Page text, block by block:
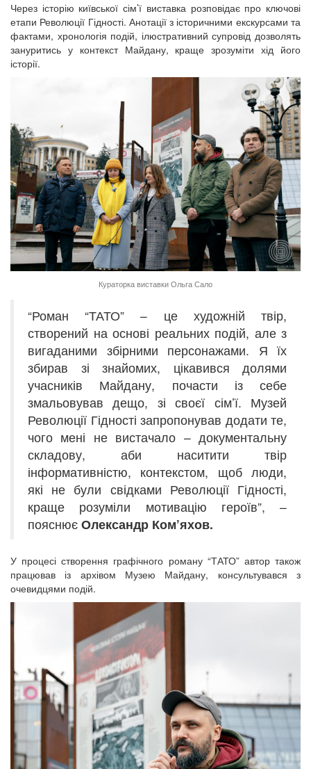
Через історію київської сім’ї виставка розповідає про ключові
етапи Революції Гідності. Анотації з історичними екскурсами та
фактами, хронологія подій, ілюстративний супровід дозволять
зануритись у контекст Майдану, краще зрозуміти хід його
історії.
Кураторка виставки Ольга Сало
“Роман “ТАТО” – це художній твір,
створений на основі реальних подій, але з
вигаданими збірними персонажами. Я їх
збирав зі знайомих, цікавився долями
учасників Майдану, почасти із себе
змальовував дещо, зі своєї сім’ї. Музей
Революції Гідності запропонував додати те,
чого мені не вистачало – документальну
складову, аби наситити твір
інформативністю, контекстом, щоб люди,
які не були свідками Революції Гідності,
краще розуміли мотивацію героїв”, –
пояснює Олександр Ком’яхов.
У процесі створення графічного роману “ТАТО” автор також
працював із архівом Музею Майдану, консультувався з
очевидцями подій.